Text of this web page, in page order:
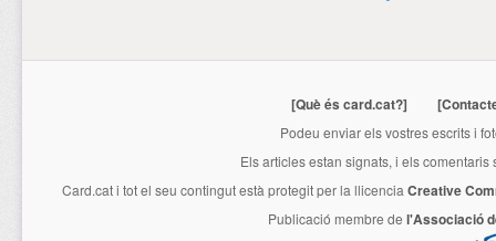
[Què és card.cat?]
Podeu enviar els vostres escrits i
Els articles estan signats, i els
Card.cati tot el seu contingut està protegit per la llicencia Creative
Publicació membre de l'Associació